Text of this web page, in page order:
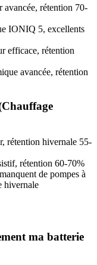
avancée, rétention 70-
IONIQ 5, excellents
efficace, rétention
avancée, rétention
rétention hivernale 55-
rétention 60-70%
de pompes à
hivernale
ma batterie